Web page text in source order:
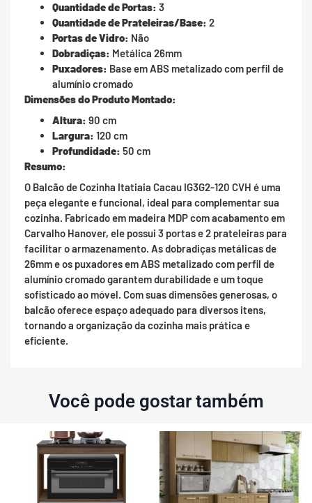
Quantidade de Portas: 3
Quantidade de Prateleiras/Base: 2
Portas de Vidro: Não
Dobradiças: Metálica 26mm
Puxadores: Base em ABS metalizado com perfil de
alumínio cromado
Dimensões do Produto Montado:
Altura: 90 cm
Largura: 120 cm
Profundidade: 50 cm
Resumo:
O Balcão de Cozinha Itatiaia Cacau IG3G2-120 CVH é uma
peça elegante e funcional, ideal para complementar sua
cozinha. Fabricado em madeira MDP com acabamento em
Carvalho Hanover, ele possui 3 portas e 2 prateleiras para
facilitar o armazenamento. As dobradiças metálicas de
26mm e os puxadores em ABS metalizado com perfil de
alumínio cromado garantem durabilidade e um toque
sofisticado ao móvel. Com suas dimensões generosas, o
balcão oferece espaço adequado para diversos itens,
tornando a organização da cozinha mais prática e
eficiente.
Você pode gostar também